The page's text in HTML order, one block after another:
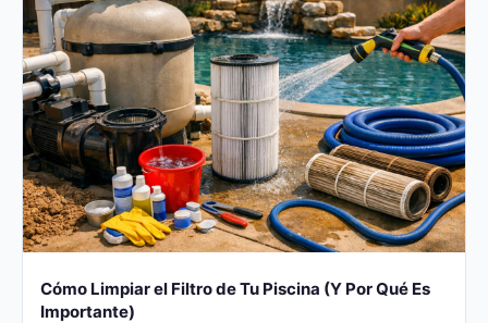
Cómo Limpiar el Filtro de Tu Piscina (Y Por Qué Es
Importante)